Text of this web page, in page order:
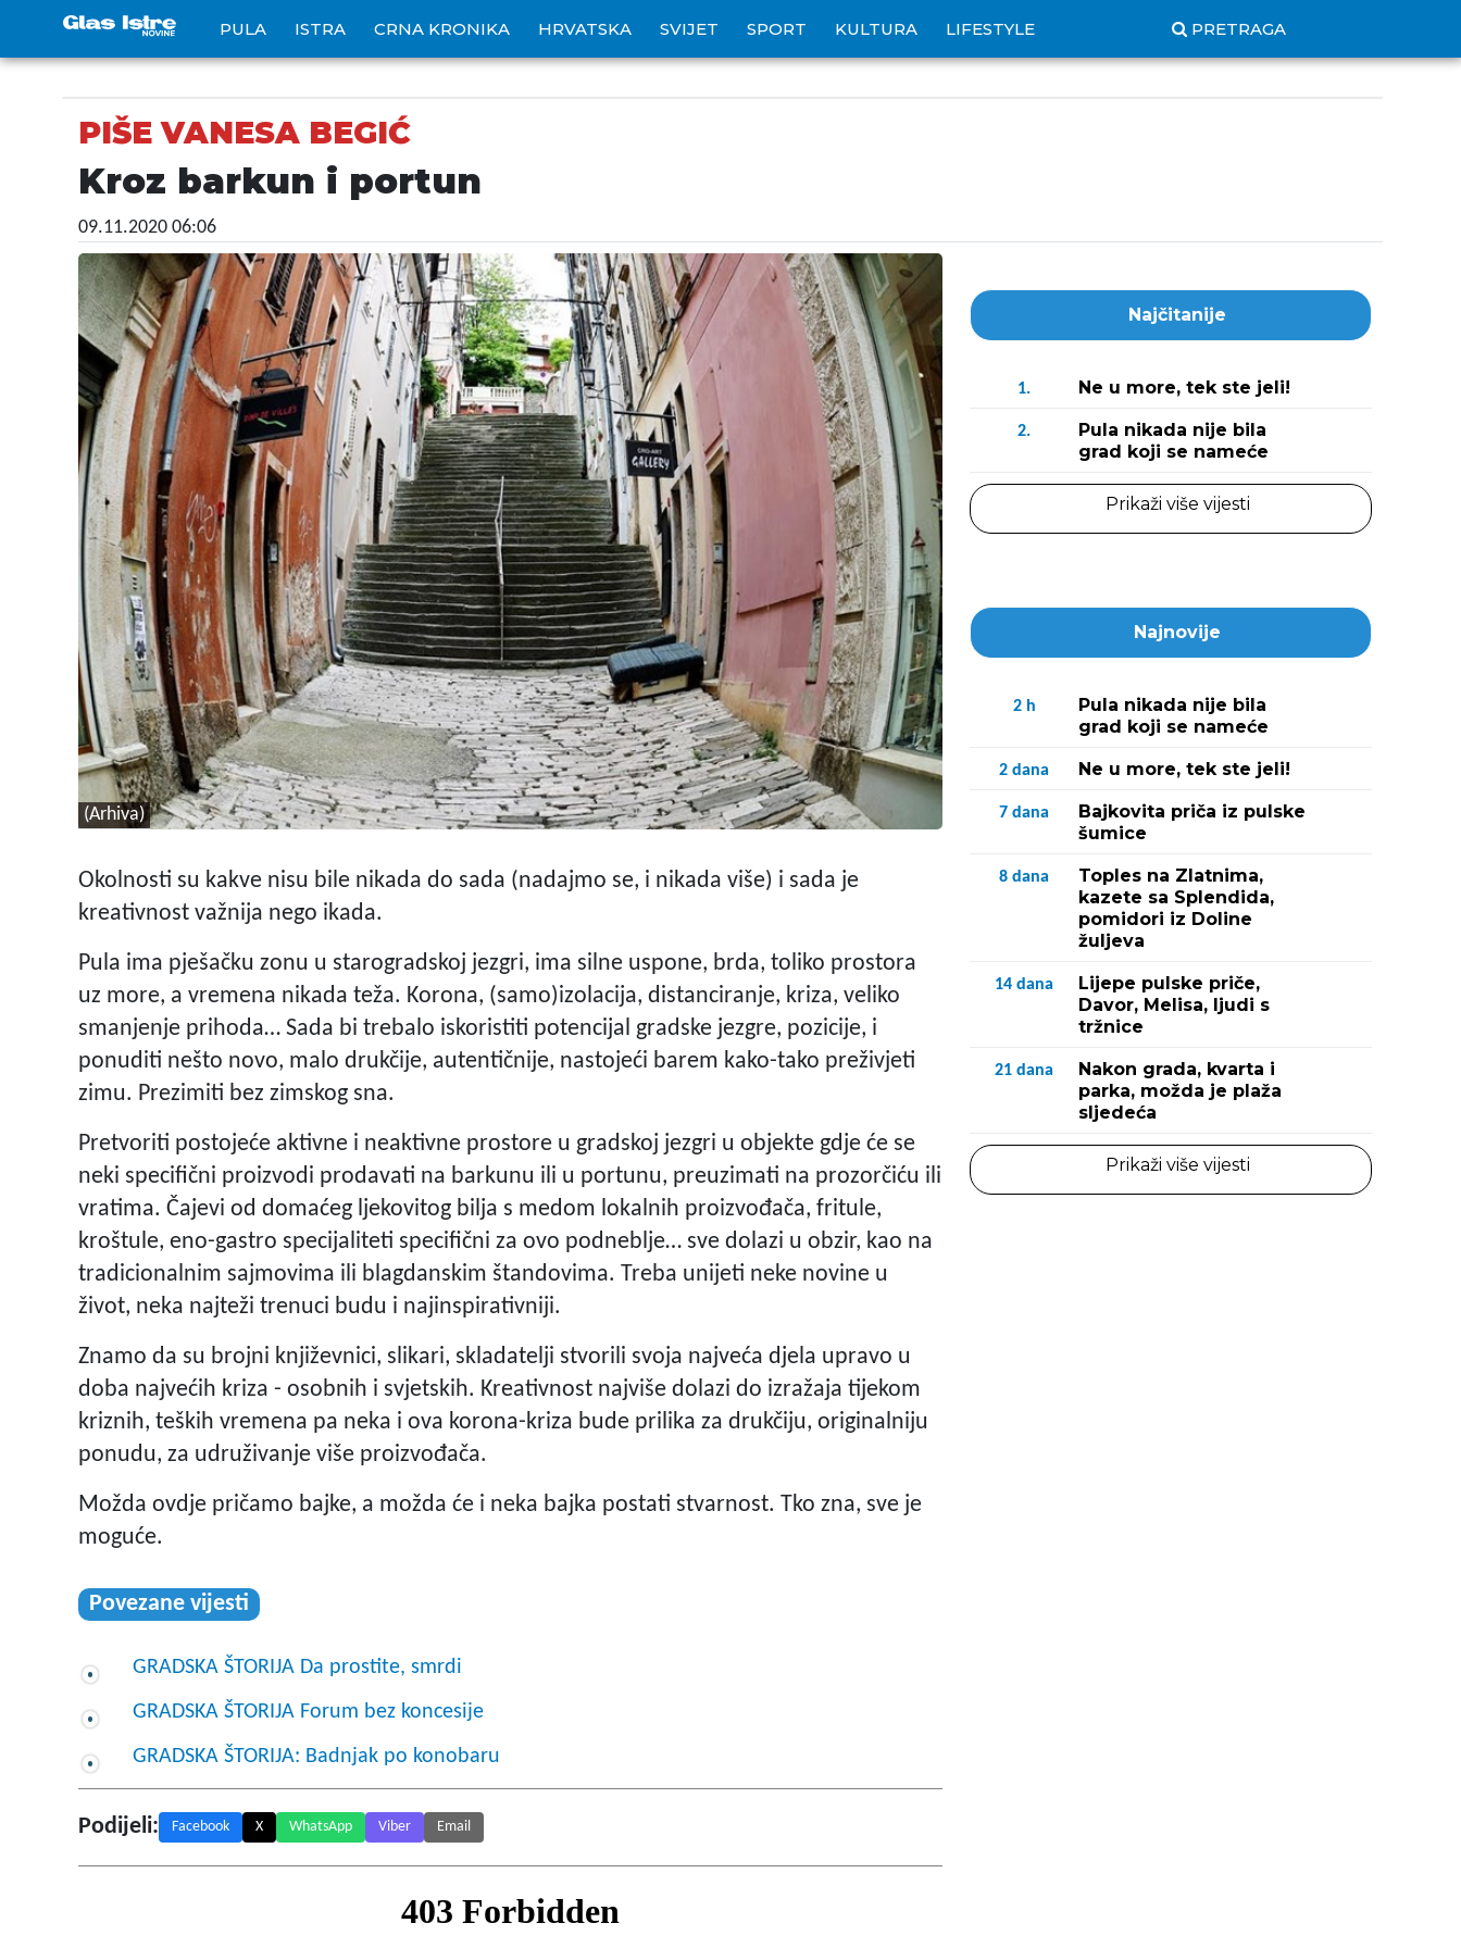
PULA ISTRA CRNA KRONIKA HRVATSKA SVIJET SPORT KULTURA LIFESTYLE PRETRAGA
PIŠE VANESA BEGIĆ
Kroz barkun i portun
09.11.2020 06:06
(Arhiva)
Okolnosti su kakve nisu bile nikada do sada (nadajmo se, i nikada više) i sada je
kreativnost važnija nego ikada.
Pula ima pješačku zonu u starogradskoj jezgri, ima silne uspone, brda, toliko prostora
uz more, a vremena nikada teža. Korona, (samo)izolacija, distanciranje, kriza, veliko
smanjenje prihoda… Sada bi trebalo iskoristiti potencijal gradske jezgre, pozicije, i
ponuditi nešto novo, malo drukčije, autentičnije, nastojeći barem kako-tako preživjeti
zimu. Prezimiti bez zimskog sna.
Pretvoriti postojeće aktivne i neaktivne prostore u gradskoj jezgri u objekte gdje će se
neki specifični proizvodi prodavati na barkunu ili u portunu, preuzimati na prozorčiću ili
vratima. Čajevi od domaćeg ljekovitog bilja s medom lokalnih proizvođača, fritule,
kroštule, eno-gastro specijaliteti specifični za ovo podneblje… sve dolazi u obzir, kao na
tradicionalnim sajmovima ili blagdanskim štandovima. Treba unijeti neke novine u
život, neka najteži trenuci budu i najinspirativniji.
Znamo da su brojni književnici, slikari, skladatelji stvorili svoja najveća djela upravo u
doba najvećih kriza - osobnih i svjetskih. Kreativnost najviše dolazi do izražaja tijekom
kriznih, teških vremena pa neka i ova korona-kriza bude prilika za drukčiju, originalniju
ponudu, za udruživanje više proizvođača.
Možda ovdje pričamo bajke, a možda će i neka bajka postati stvarnost. Tko zna, sve je
moguće.
Povezane vijesti
GRADSKA ŠTORIJA Da prostite, smrdi
GRADSKA ŠTORIJA Forum bez koncesije
GRADSKA ŠTORIJA: Badnjak po konobaru
Podijeli: Facebook X WhatsApp Viber Email
Najčitanije
1. Ne u more, tek ste jeli!
2.
Pula nikada nije bila
grad koji se nameće
Prikaži više vijesti
Najnovije
2 h
Pula nikada nije bila
grad koji se nameće
2 dana Ne u more, tek ste jeli!
7 dana
Bajkovita priča iz pulske
šumice
8 dana
Toples na Zlatnima,
kazete sa Splendida,
pomidori iz Doline
žuljeva
14 dana
Lijepe pulske priče,
Davor, Melisa, ljudi s
tržnice
21 dana
Nakon grada, kvarta i
parka, možda je plaža
sljedeća
Prikaži više vijesti